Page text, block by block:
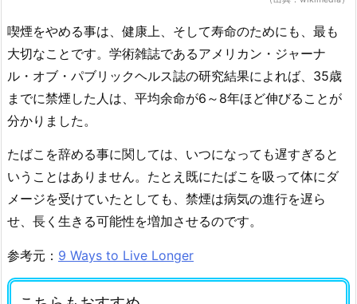
喫煙をやめる事は、健康上、そして寿命のためにも、最も
大切なことです。学術雑誌であるアメリカン・ジャーナ
ル・オブ・パブリックヘルス誌の研究結果によれば、35歳
までに禁煙した人は、平均余命が6～8年ほど伸びることが
分かりました。
たばこを辞める事に関しては、いつになっても遅すぎると
いうことはありません。たとえ既にたばこを吸って体にダ
メージを受けていたとしても、禁煙は病気の進行を遅ら
せ、長く生きる可能性を増加させるのです。
参考元： 9 Ways to Live Longer